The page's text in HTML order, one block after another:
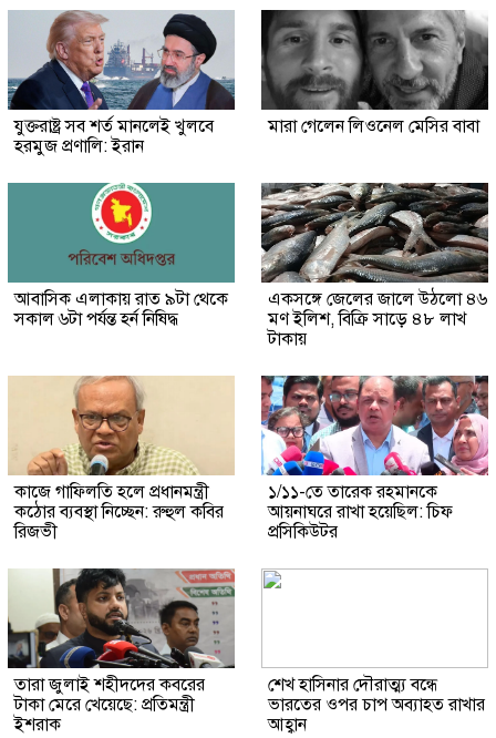
যুক্তরাষ্ট্র সব শর্ত মানলেই খুলবে
হরমুজ প্রণালি: ইরান
মারা গেলেন লিওনেল মেসির বাবা
আবাসিক এলাকায় রাত ৯টা থেকে
সকাল ৬টা পর্যন্ত হর্ন নিষিদ্ধ
একসঙ্গে জেলের জালে উঠলো ৪৬
মণ ইলিশ, বিক্রি সাড়ে ৪৮ লাখ
টাকায়
কাজে গাফিলতি হলে প্রধানমন্ত্রী
কঠোর ব্যবস্থা নিচ্ছেন: রুহুল কবির
রিজভী
১/১১-তে তারেক রহমানকে
আয়নাঘরে রাখা হয়েছিল: চিফ
প্রসিকিউটর
তারা জুলাই শহীদদের কবরের
টাকা মেরে খেয়েছে: প্রতিমন্ত্রী
ইশরাক
শেখ হাসিনার দৌরাত্ম্য বন্ধে
ভারতের ওপর চাপ অব্যাহত রাখার
আহ্বান